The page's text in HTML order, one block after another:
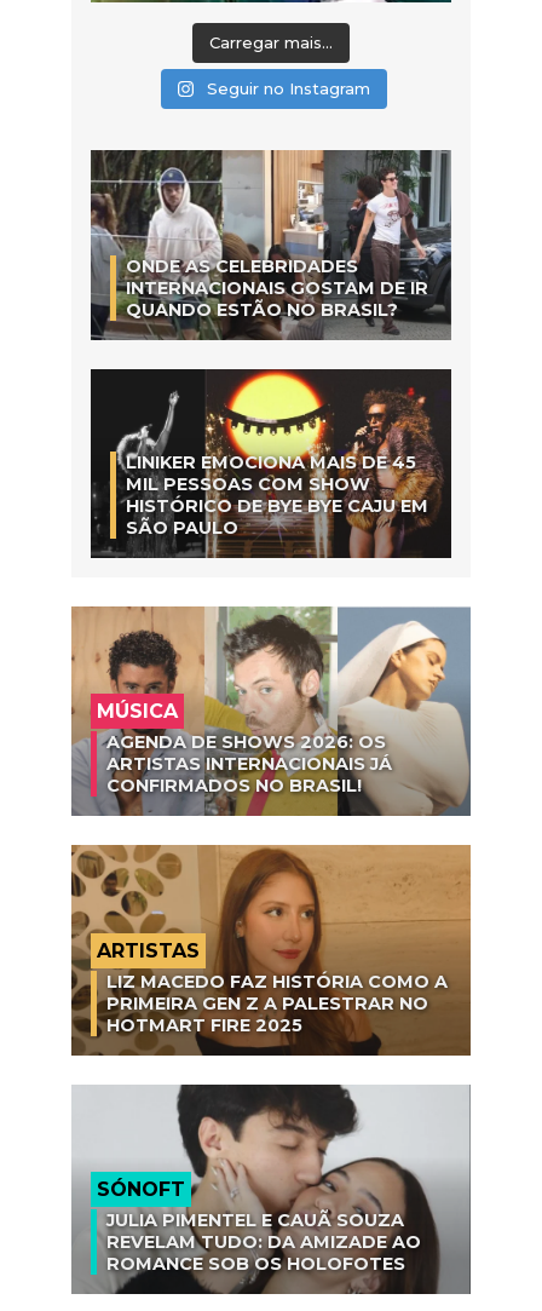
Carregar mais...
Seguir no Instagram
ONDE AS CELEBRIDADES
INTERNACIONAIS GOSTAM DE IR
QUANDO ESTÃO NO BRASIL?
LINIKER EMOCIONA MAIS DE 45
MIL PESSOAS COM SHOW
HISTÓRICO DE BYE BYE CAJU EM
SÃO PAULO
MÚSICA
AGENDA DE SHOWS 2026: OS
ARTISTAS INTERNACIONAIS JÁ
CONFIRMADOS NO BRASIL!
ARTISTAS
LIZ MACEDO FAZ HISTÓRIA COMO A
PRIMEIRA GEN Z A PALESTRAR NO
HOTMART FIRE 2025
SÓNOFT
JULIA PIMENTEL E CAUÃ SOUZA
REVELAM TUDO: DA AMIZADE AO
ROMANCE SOB OS HOLOFOTES